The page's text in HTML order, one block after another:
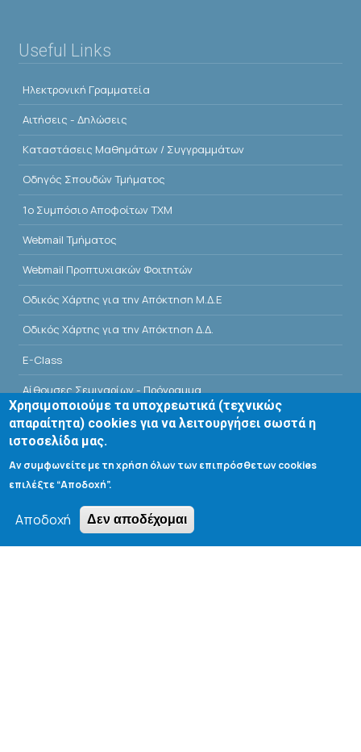
Useful Links
Ηλεκτρονική Γραμματεία
Αιτήσεις - Δηλώσεις
Kαταστάσεις Μαθημάτων / Συγγραμμάτων
Οδηγός Σπουδών Τμήματος
1o Συμπόσιο Αποφοίτων ΤΧΜ
Webmail Τμήματος
Webmail Προπτυχιακών Φοιτητών
Οδικός Χάρτης για την Απόκτηση Μ.Δ.Ε
Οδικός Χάρτης για την Απόκτηση Δ.Δ.
E-Class
Αίθουσες Σεμιναρίων - Πρόγραμμα
Βιβλιοθήκη Τμήματος
Search form
Χρησιμοποιούμε τα υποχρεωτικά (τεχνικώς
απαραίτητα) cookies για να λειτουργήσει σωστά η
ιστοσελίδα μας.
Αν συμφωνείτε με τη χρήση όλων των επιπρόσθετων cookies
επιλέξτε “Αποδοχή”.
Αποδοχή Δεν αποδέχομαι